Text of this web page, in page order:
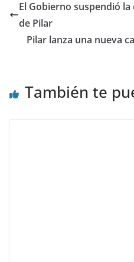
El Gobierno suspendió
de Pilar
Pilar lanza una nueva
También te